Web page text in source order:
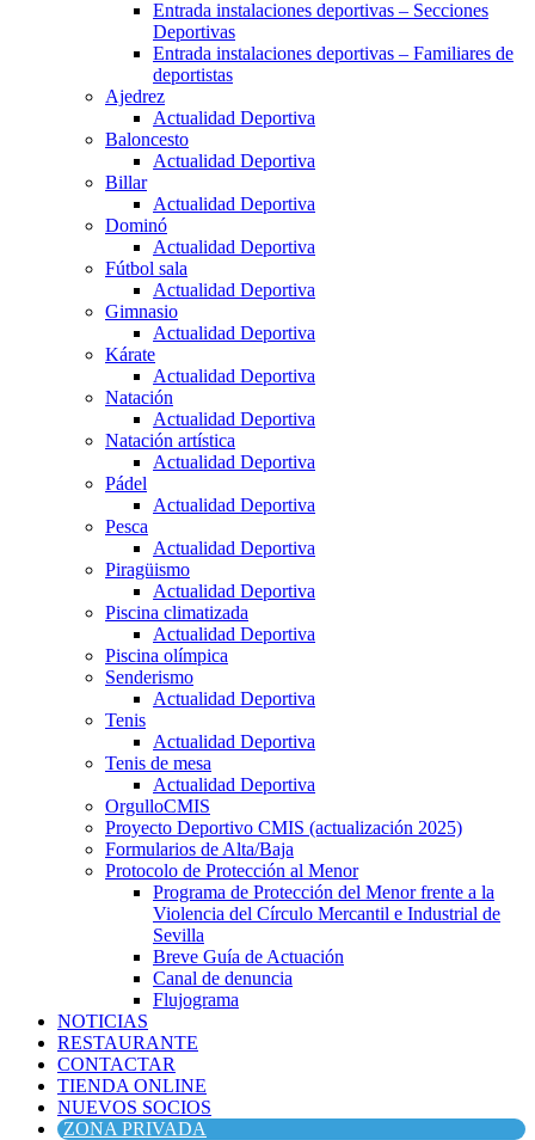
Entrada instalaciones deportivas – Secciones
Deportivas
Entrada instalaciones deportivas – Familiares de
deportistas
Ajedrez
Actualidad Deportiva
Baloncesto
Actualidad Deportiva
Billar
Actualidad Deportiva
Dominó
Actualidad Deportiva
Fútbol sala
Actualidad Deportiva
Gimnasio
Actualidad Deportiva
Kárate
Actualidad Deportiva
Natación
Actualidad Deportiva
Natación artística
Actualidad Deportiva
Pádel
Actualidad Deportiva
Pesca
Actualidad Deportiva
Piragüismo
Actualidad Deportiva
Piscina climatizada
Actualidad Deportiva
Piscina olímpica
Senderismo
Actualidad Deportiva
Tenis
Actualidad Deportiva
Tenis de mesa
Actualidad Deportiva
OrgulloCMIS
Proyecto Deportivo CMIS (actualización 2025)
Formularios de Alta/Baja
Protocolo de Protección al Menor
Programa de Protección del Menor frente a la
Violencia del Círculo Mercantil e Industrial de
Sevilla
Breve Guía de Actuación
Canal de denuncia
Flujograma
NOTICIAS
RESTAURANTE
CONTACTAR
TIENDA ONLINE
NUEVOS SOCIOS
ZONA PRIVADA